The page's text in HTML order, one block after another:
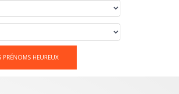
PRÉNOMS HEUREUX